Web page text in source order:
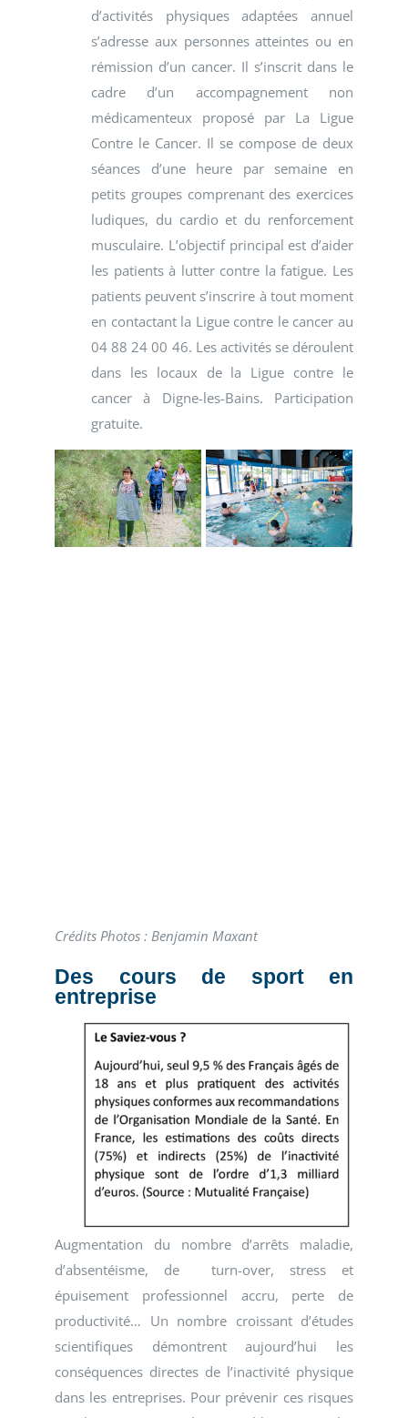
d’activités physiques adaptées annuel
s’adresse aux personnes atteintes ou en
rémission d’un cancer. Il s’inscrit dans le
cadre d’un accompagnement non
médicamenteux proposé par La Ligue
Contre le Cancer. Il se compose de deux
séances d’une heure par semaine en
petits groupes comprenant des exercices
ludiques, du cardio et du renforcement
musculaire. L’objectif principal est d’aider
les patients à lutter contre la fatigue. Les
patients peuvent s’inscrire à tout moment
en contactant la Ligue contre le cancer au
04 88 24 00 46. Les activités se déroulent
dans les locaux de la Ligue contre le
cancer à Digne-les-Bains. Participation
gratuite.
Crédits Photos : Benjamin Maxant
Des cours de sport en
entreprise
Augmentation du nombre d’arrêts maladie,
d’absentéisme, de turn-over, stress et
épuisement professionnel accru, perte de
productivité… Un nombre croissant d’études
scientifiques démontrent aujourd’hui les
conséquences directes de l’inactivité physique
dans les entreprises. Pour prévenir ces risques